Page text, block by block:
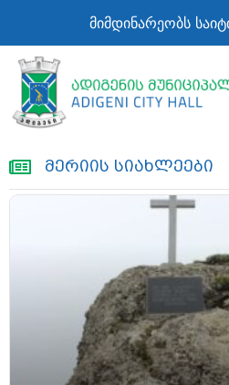
მიმდინარეობს
მერიის სიახლეები